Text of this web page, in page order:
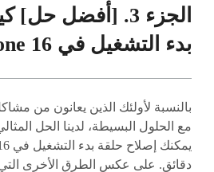
الجزء 3. [أفضل
بدء التشغيل في iPhone 16 بنقرة واحدة
بالنسبة لأولئك الذين يعانون من
مع الحلول البسيطة، لدينا الحل
دقائق. على عكس الطرق الأخرى